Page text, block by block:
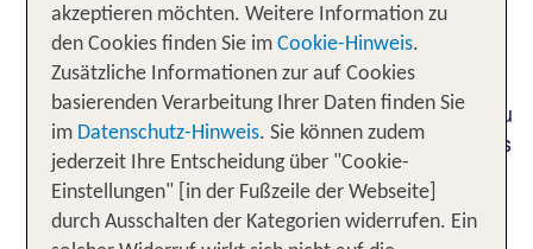
pure Entspannung. Traumhafte kilometerlange
Sandstrände sowie namhafte Kurorte wie Kolberg
und Swinemünde garantieren Urlaubstage voller
einzigartiger Natur- und Kulturerlebnisse. Wenn Du
Deinen Urlaub an der polnischen Ostsee mit etwas
urbanem Flair anreichern möchtest, sei Dir ein
Abstecher nach Danzig empfohlen. Die ehemalige
Hansestadt kann auf eine lange Geschichte
akzeptieren möchten. Weitere Information zu
den Cookies finden Sie im Cookie-Hinweis.
Zusätzliche Informationen zur auf Cookies
basierenden Verarbeitung Ihrer Daten finden Sie
im Datenschutz-Hinweis. Sie können zudem
jederzeit Ihre Entscheidung über "Cookie-
Einstellungen" [in der Fußzeile der Webseite]
durch Ausschalten der Kategorien widerrufen. Ein